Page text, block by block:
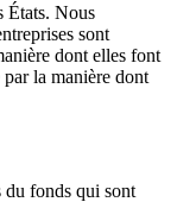
États. Nous
sont
dont elles font
la manière dont
du fonds qui sont